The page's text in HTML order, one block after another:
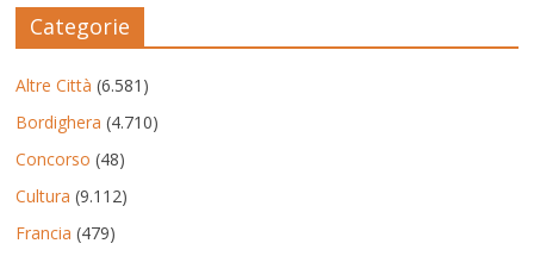
Categorie
Altre Città (6.581)
Bordighera (4.710)
Concorso (48)
Cultura (9.112)
Francia (479)